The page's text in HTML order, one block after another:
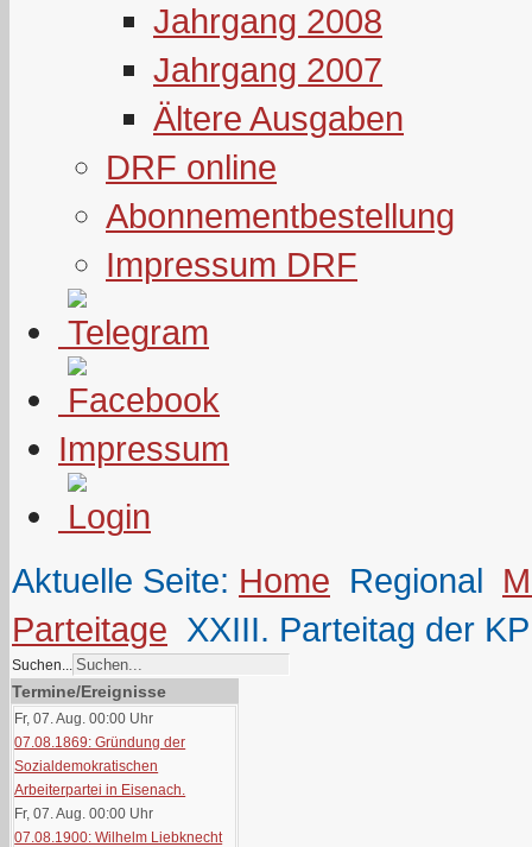
Jahrgang 2008
Jahrgang 2007
Ältere Ausgaben
DRF online
Abonnementbestellung
Impressum DRF
Impressum
Aktuelle Seite: Home Regional
Parteitage XXIII. Parteitag der
Suchen...
Termine/Ereignisse
Fr, 07. Aug. 00:00 Uhr
07.08.1869: Gründung der
Sozialdemokratischen
Arbeiterpartei in Eisenach.
Fr, 07. Aug. 00:00 Uhr
07.08.1900: Wilhelm Liebknecht